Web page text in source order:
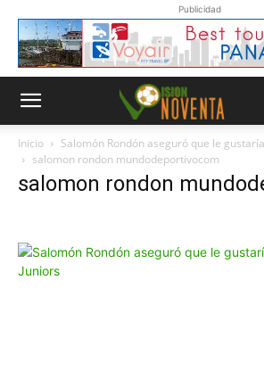
Publicidad
Inicio
Salomón Rondón aseguró que le
salomon rondon mundodeportivocom
salomon rondon
Whatsapp